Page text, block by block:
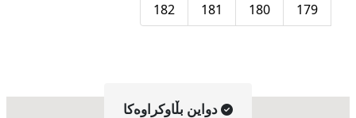
179
180
181
182
دواین بڵاوکراوه‌کا